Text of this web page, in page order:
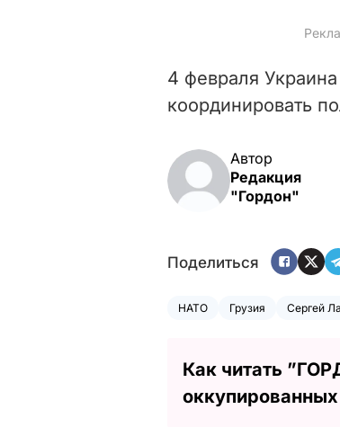
4 февраля
координировать
Автор
Редакция
"Гордон"
Поделиться
НАТО Грузия Сергей
Как читать